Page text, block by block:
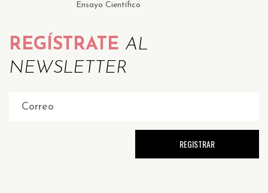
Ensayo Científico
REGÍSTRATE AL
NEWSLETTER